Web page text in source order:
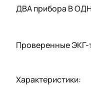
ДВА прибора В
Проверенные ЭКГ-
Характеристики: